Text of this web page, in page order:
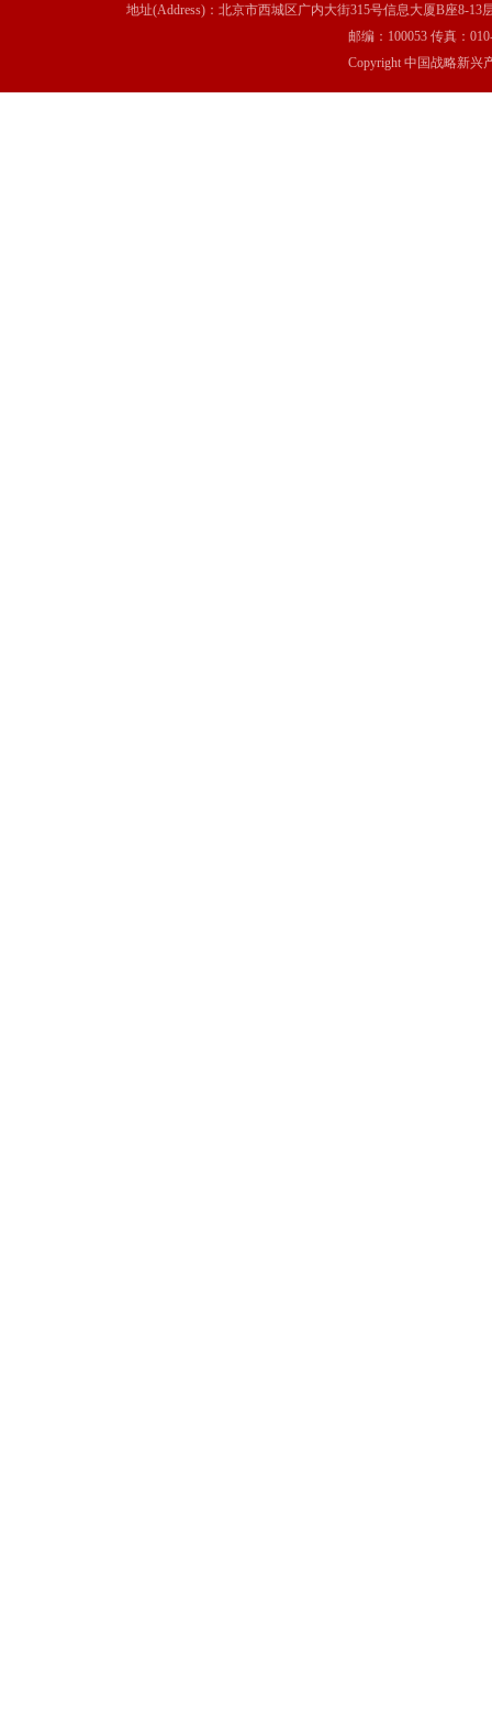
地址(Address)：北京市西城区广内大街315号信息大厦B座8-13
邮编：100053 传真：
Copyright 中国战略新兴